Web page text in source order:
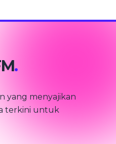
.
yang menyajikan
terkini untuk